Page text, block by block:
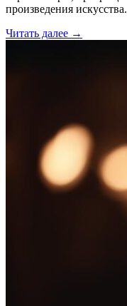
произведения искусства.
Читать далее →